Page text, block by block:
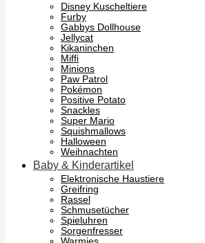
Disney Kuscheltiere
Furby
Gabbys Dollhouse
Jellycat
Kikaninchen
Miffi
Minions
Paw Patrol
Pokémon
Positive Potato
Snackles
Super Mario
Squishmallows
Halloween
Weihnachten
Baby & Kinderartikel
Elektronische Haustiere
Greifring
Rassel
Schmusetücher
Spieluhren
Sorgenfresser
Warmies